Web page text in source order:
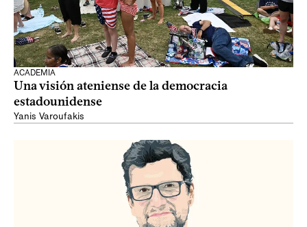
ACADEMIA
Una visión ateniense de la democracia
estadounidense
Yanis Varoufakis